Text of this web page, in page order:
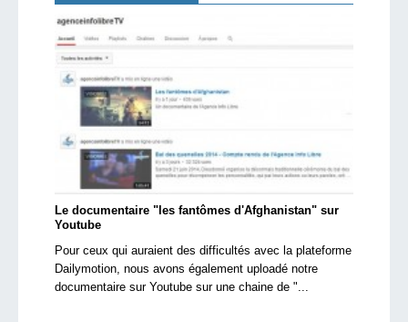
Le documentaire "les fantômes d'Afghanistan" sur
Youtube
Pour ceux qui auraient des difficultés avec la plateforme
Dailymotion, nous avons également uploadé notre
documentaire sur Youtube sur une chaine de "...